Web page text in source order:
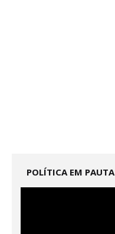
POLÍTICA EM PAUTA